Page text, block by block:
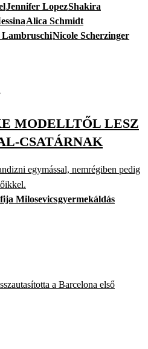
Jennifer LopezShakira
Alica Schmidt
LambruschiNicole Scherzinger
MODELLTŐL LESZ
CSATÁRNAK
egymással, nemrégiben pedig
Milosevicsgyermekáldás
a Barcelona első